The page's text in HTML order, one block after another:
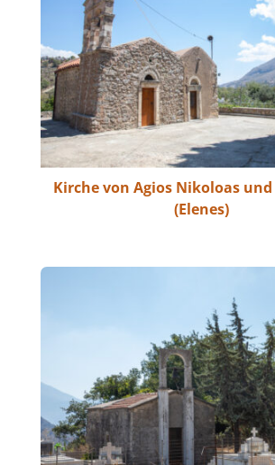
Kirche von Agios Nikoloas
(Elenes)